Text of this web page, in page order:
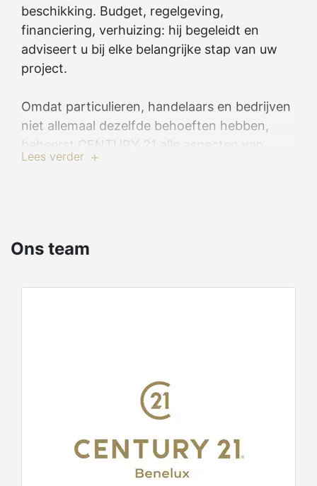
beschikking. Budget, regelgeving,
financiering, verhuizing: hij begeleidt en
adviseert u bij elke belangrijke stap van uw
project.
Omdat particulieren, handelaars en bedrijven
niet allemaal dezelfde behoeften hebben,
beheerst CENTURY 21 alle aspecten van
vastgoed: woning- en handelsbemiddeling,
Al twintig jaar ontwikkelen we onze
knowhow. Vertrouw op onze ervaring. Bij
voorstellen te doen die echt bij hun
De nummer 1 wereldwijd voor uw lokaal
Lees verder
Ons team